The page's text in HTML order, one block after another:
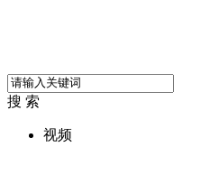
搜 索
视频